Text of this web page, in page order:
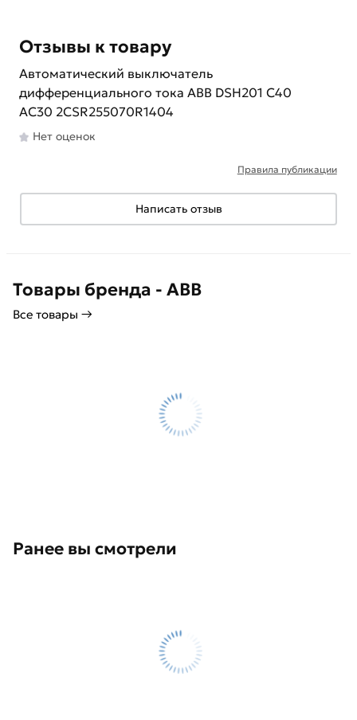
Отзывы к товару
Автоматический выключатель
дифференциального тока ABB DSH201 C40
AC30 2CSR255070R1404
Нет оценок
Правила публикации
Написать отзыв
Товары бренда - ABB
Все товары →
Ранее вы смотрели